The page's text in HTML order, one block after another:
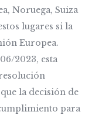
Noruega, Suiza
lugares si la
Europea.
2023, esta
la decisión de
para